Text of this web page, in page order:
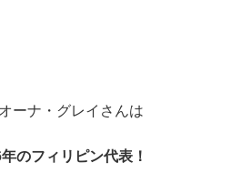
ーナ・グレイさんは
のフィリピン代表！